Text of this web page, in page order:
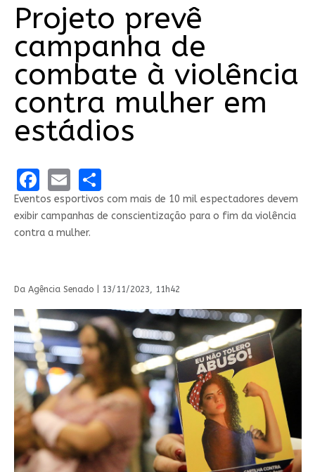
Projeto prevê
campanha de
combate à violência
contra mulher em
estádios
Facebook
EmailShare
Eventos esportivos com mais de 10 mil espectadores devem
exibir campanhas de conscientização para o fim da violência
contra a mulher.
Da Agência Senado | 13/11/2023, 11h42